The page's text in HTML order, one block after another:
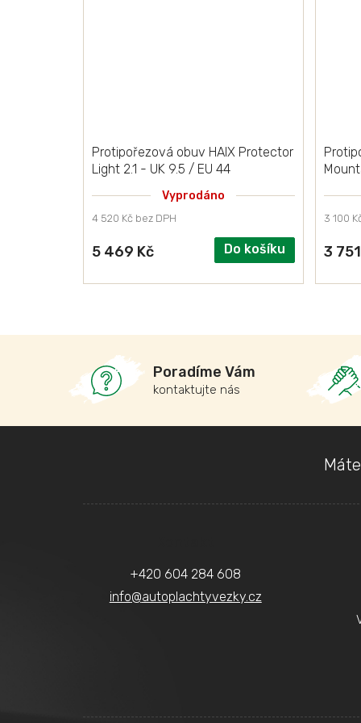
Protipořezová obuv HAIX Protector
Light 2.1 - UK 9.5 / EU 44
Vyprodáno
4 520 Kč bez DPH
5 469 Kč Do košíku
3 100
3
Poradíme Vám
kontaktujte nás
info@autoplachtyvezky.cz
+420 604 284 608